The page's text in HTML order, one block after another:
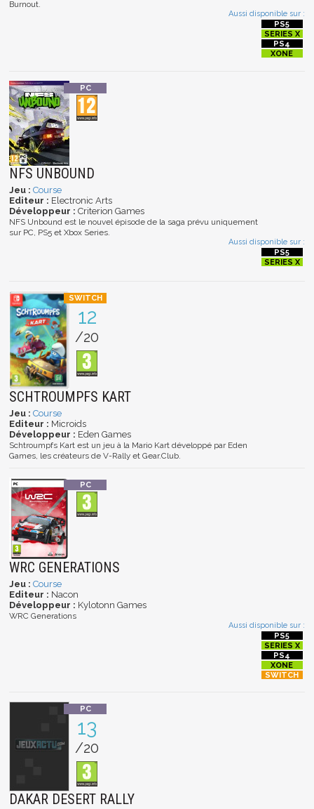
Burnout.
Aussi disponible sur :
NFS UNBOUND
Jeu : Course
Editeur : Electronic Arts
Développeur : Criterion Games
NFS Unbound est le nouvel épisode de la saga prévu uniquement
sur PC, PS5 et Xbox Series.
Aussi disponible sur :
12
/20
SCHTROUMPFS KART
Jeu : Course
Editeur : Microids
Développeur : Eden Games
Schtroumpfs Kart est un jeu à la Mario Kart développé par Eden
Games, les créateurs de V-Rally et Gear.Club.
WRC GENERATIONS
Jeu : Course
Editeur : Nacon
Développeur : Kylotonn Games
WRC Generations
Aussi disponible sur :
13
/20
DAKAR DESERT RALLY